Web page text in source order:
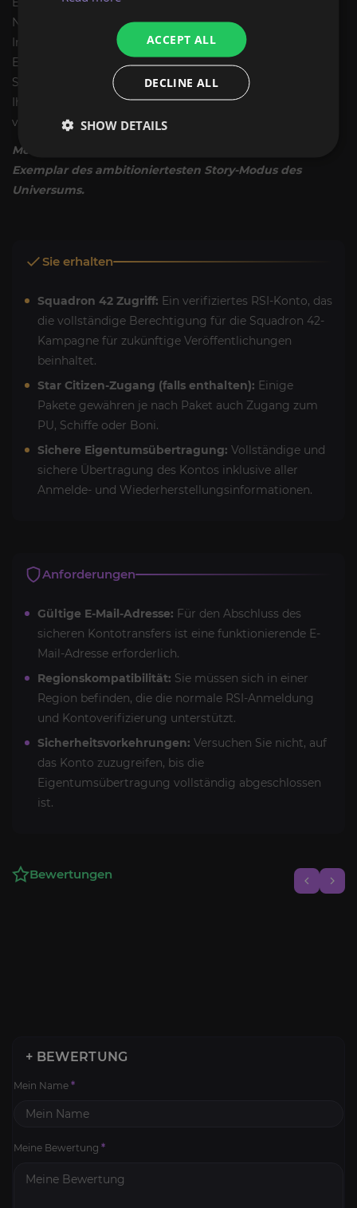
Navy. Dieses Konto wurde hinsichtlich seiner
Inhaberhistorie verifiziert und weist keinerlei Sperren oder
Einschränkungen auf. Wir bieten Ihnen eine umfassende
Sicherheitsübergabe und unterstützen Sie beim Ändern
Ihrer E-Mail-Adresse und Ihres Passworts, damit Sie die
volle Kontrolle über Ihre Zukunft haben.
Melde dich noch heute an. Sichere dir jetzt dein
Exemplar des ambitioniertesten Story-Modus des
Universums.
Sie erhalten
Squadron 42 Zugriff: Ein verifiziertes RSI-Konto, das
die vollständige Berechtigung für die Squadron 42-
Kampagne für zukünftige Veröffentlichungen
beinhaltet.
Star Citizen-Zugang (falls enthalten): Einige
Pakete gewähren je nach Paket auch Zugang zum
PU, Schiffe oder Boni.
Sichere Eigentumsübertragung: Vollständige und
sichere Übertragung des Kontos inklusive aller
Anmelde- und Wiederherstellungsinformationen.
Anforderungen
Gültige E-Mail-Adresse: Für den Abschluss des
sicheren Kontotransfers ist eine funktionierende E-
Mail-Adresse erforderlich.
Regionskompatibilität: Sie müssen sich in einer
Region befinden, die die normale RSI-Anmeldung
und Kontoverifizierung unterstützt.
Sicherheitsvorkehrungen: Versuchen Sie nicht, auf
das Konto zuzugreifen, bis die
Eigentumsübertragung vollständig abgeschlossen
ist.
Bewertungen
+ BEWERTUNG
Mein Name *
Meine Bewertung *
ACCEPT ALL
DECLINE ALL
SHOW DETAILS